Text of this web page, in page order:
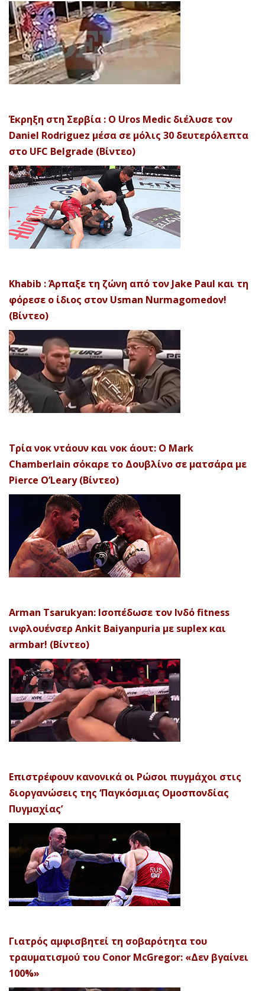
Έκρηξη στη Σερβία : Ο Uros Medic διέλυσε τον
Daniel Rodriguez μέσα σε μόλις 30 δευτερόλεπτα
στο UFC Belgrade (Βίντεο)
Khabib : Άρπαξε τη ζώνη από τον Jake Paul και τη
φόρεσε ο ίδιος στον Usman Nurmagomedov!
(Βίντεο)
Τρία νοκ ντάουν και νοκ άουτ: Ο Mark
Chamberlain σόκαρε το Δουβλίνο σε ματσάρα με
Pierce O’Leary (Βίντεο)
Arman Tsarukyan: Ισοπέδωσε τον Ινδό fitness
ινφλουένσερ Ankit Baiyanpuria με suplex και
armbar! (Βίντεο)
Επιστρέφουν κανονικά οι Ρώσοι πυγμάχοι στις
διοργανώσεις της ‘Παγκόσμιας Ομοσπονδίας
Πυγμαχίας’
Γιατρός αμφισβητεί τη σοβαρότητα του
τραυματισμού του Conor McGregor: «Δεν βγαίνει
100%»